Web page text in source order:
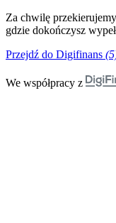
Za chwilę
gdzie dokończysz
Przejdź do Digifinans
We współpracy z